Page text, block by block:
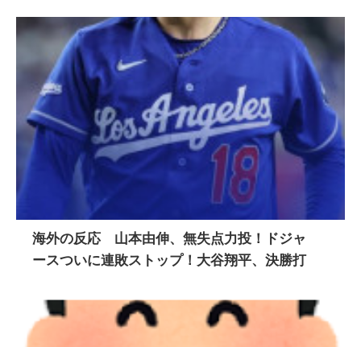
海外の反応 山本由伸、無失点力投！ドジャ
ースついに連敗ストップ！大谷翔平、決勝打